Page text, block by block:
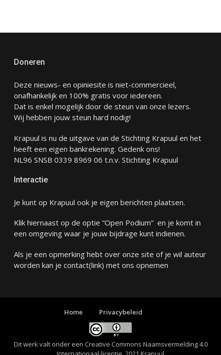
Doneren
Deze nieuws- en opiniesite is niet-commercieel,
onafhankelijk en 100% gratis voor iedereen.
Dat is enkel mogelijk door de steun van onze lezers.
Wij hebben jouw steun hard nodig!
Krapuul is nu de uitgave van de Stichting Krapuul en het
heeft een eigen bankrekening. Gedenk ons!
NL96 SNSB 0339 8969 06 t.n.v. Stichting Krapuul
Interactie
Je kunt op Krapuul ook je eigen berichten plaatsen.
Klik hiernaast op de optie “Open Podium” en je komt in
een omgeving waar je jouw bijdrage kunt indienen.
Als je een opmerking hebt over onze site of je wil auteur
worden kan je contact(link) met ons opnemen
Home Privacybeleid
Dit werk valt onder een Creative Commons Naamsvermelding 4.0